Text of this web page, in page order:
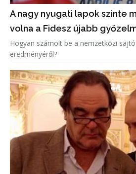
A nagy nyugati lapok szinte
volna a Fidesz újabb
Hogyan számolt be a nemzetközi
eredményéről?